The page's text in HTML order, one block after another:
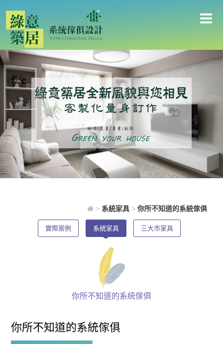
你所不知道的系統傢俱
> 系統家具> 你所不知道的系統傢俱
實際案例 系統家具 三大市家具
你所不知道的系統傢俱
你所不知道的系統傢俱